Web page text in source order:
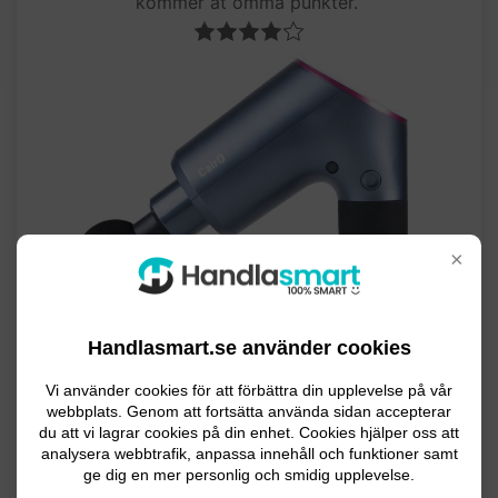
×
Handlasmart.se använder cookies
Vi använder cookies för att förbättra din upplevelse på vår
webbplats. Genom att fortsätta använda sidan accepterar
du att vi lagrar cookies på din enhet. Cookies hjälper oss att
analysera webbtrafik, anpassa innehåll och funktioner samt
ge dig en mer personlig och smidig upplevelse.